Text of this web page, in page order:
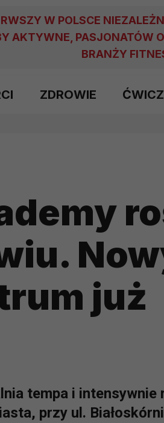
W POLSCE
AKTYWNE, PASJONATÓW
BRANŻY
ZDROWIE
już
tempa i intensywnie
przy ul.